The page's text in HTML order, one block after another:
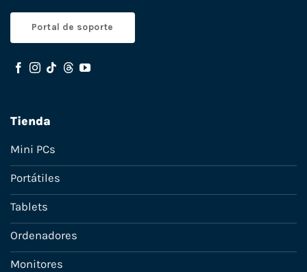
Portal de soporte
Tienda
Mini PCs
Portátiles
Tablets
Ordenadores
Monitores